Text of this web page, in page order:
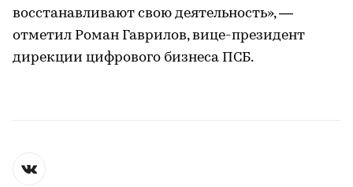
восстанавливают свою деятельность», —
отметил Роман Гаврилов, вице-президент
дирекции цифрового бизнеса ПСБ.